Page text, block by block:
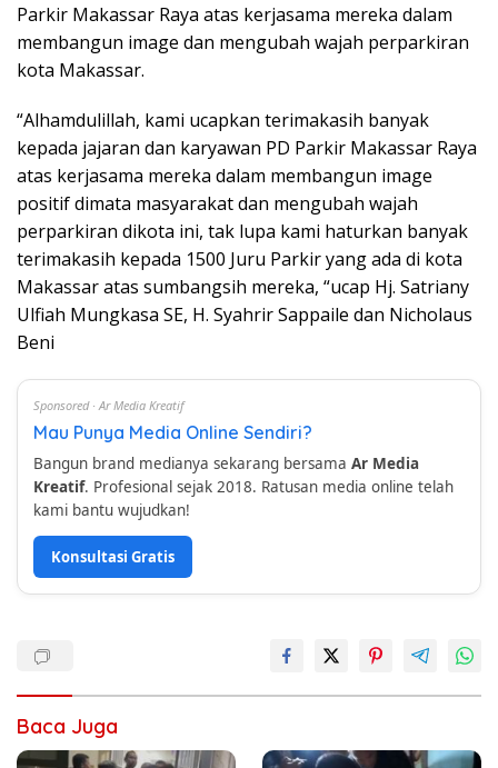
Parkir Makassar Raya atas kerjasama mereka dalam
membangun image dan mengubah wajah perparkiran
kota Makassar.
“Alhamdulillah, kami ucapkan terimakasih banyak
kepada jajaran dan karyawan PD Parkir Makassar Raya
atas kerjasama mereka dalam membangun image
positif dimata masyarakat dan mengubah wajah
perparkiran dikota ini, tak lupa kami haturkan banyak
terimakasih kepada 1500 Juru Parkir yang ada di kota
Makassar atas sumbangsih mereka, “ucap Hj. Satriany
Ulfiah Mungkasa SE, H. Syahrir Sappaile dan Nicholaus
Beni
Sponsored · Ar Media Kreatif
Mau Punya Media Online Sendiri?
Bangun brand medianya sekarang bersama Ar Media
Kreatif. Profesional sejak 2018. Ratusan media online telah
kami bantu wujudkan!
Konsultasi Gratis
Baca Juga